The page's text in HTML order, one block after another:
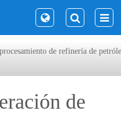
de refinería de
de